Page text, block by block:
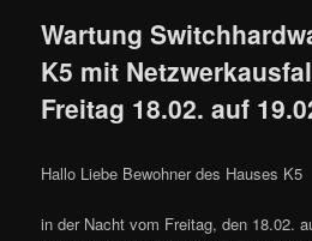
Wartung
K5 mit
Freitag 18.02. auf
Hallo Liebe Bewohner des Hauses K5
in der Nacht vom Freitag, den 18.02.